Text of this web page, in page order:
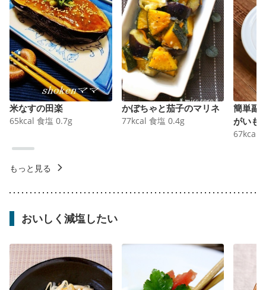
米なすの田楽
65kcal 食塩 0.7g
かぼちゃと茄子のマリネ
77kcal 食塩 0.4g
簡単副
がいも
67kcal
もっと見る
おいしく減塩したい